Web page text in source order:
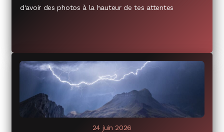
d'avoir des photos à la hauteur de tes attentes
24 juin 2026